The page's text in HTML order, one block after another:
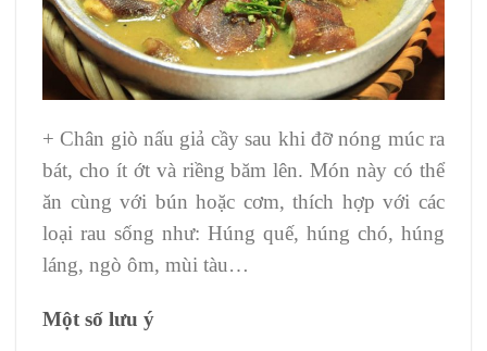
+ Chân giò nấu giả cầy sau khi đỡ nóng múc ra
bát, cho ít ớt và riềng băm lên. Món này có thể
ăn cùng với bún hoặc cơm, thích hợp với các
loại rau sống như: Húng quế, húng chó, húng
láng, ngò ôm, mùi tàu…
Một số lưu ý